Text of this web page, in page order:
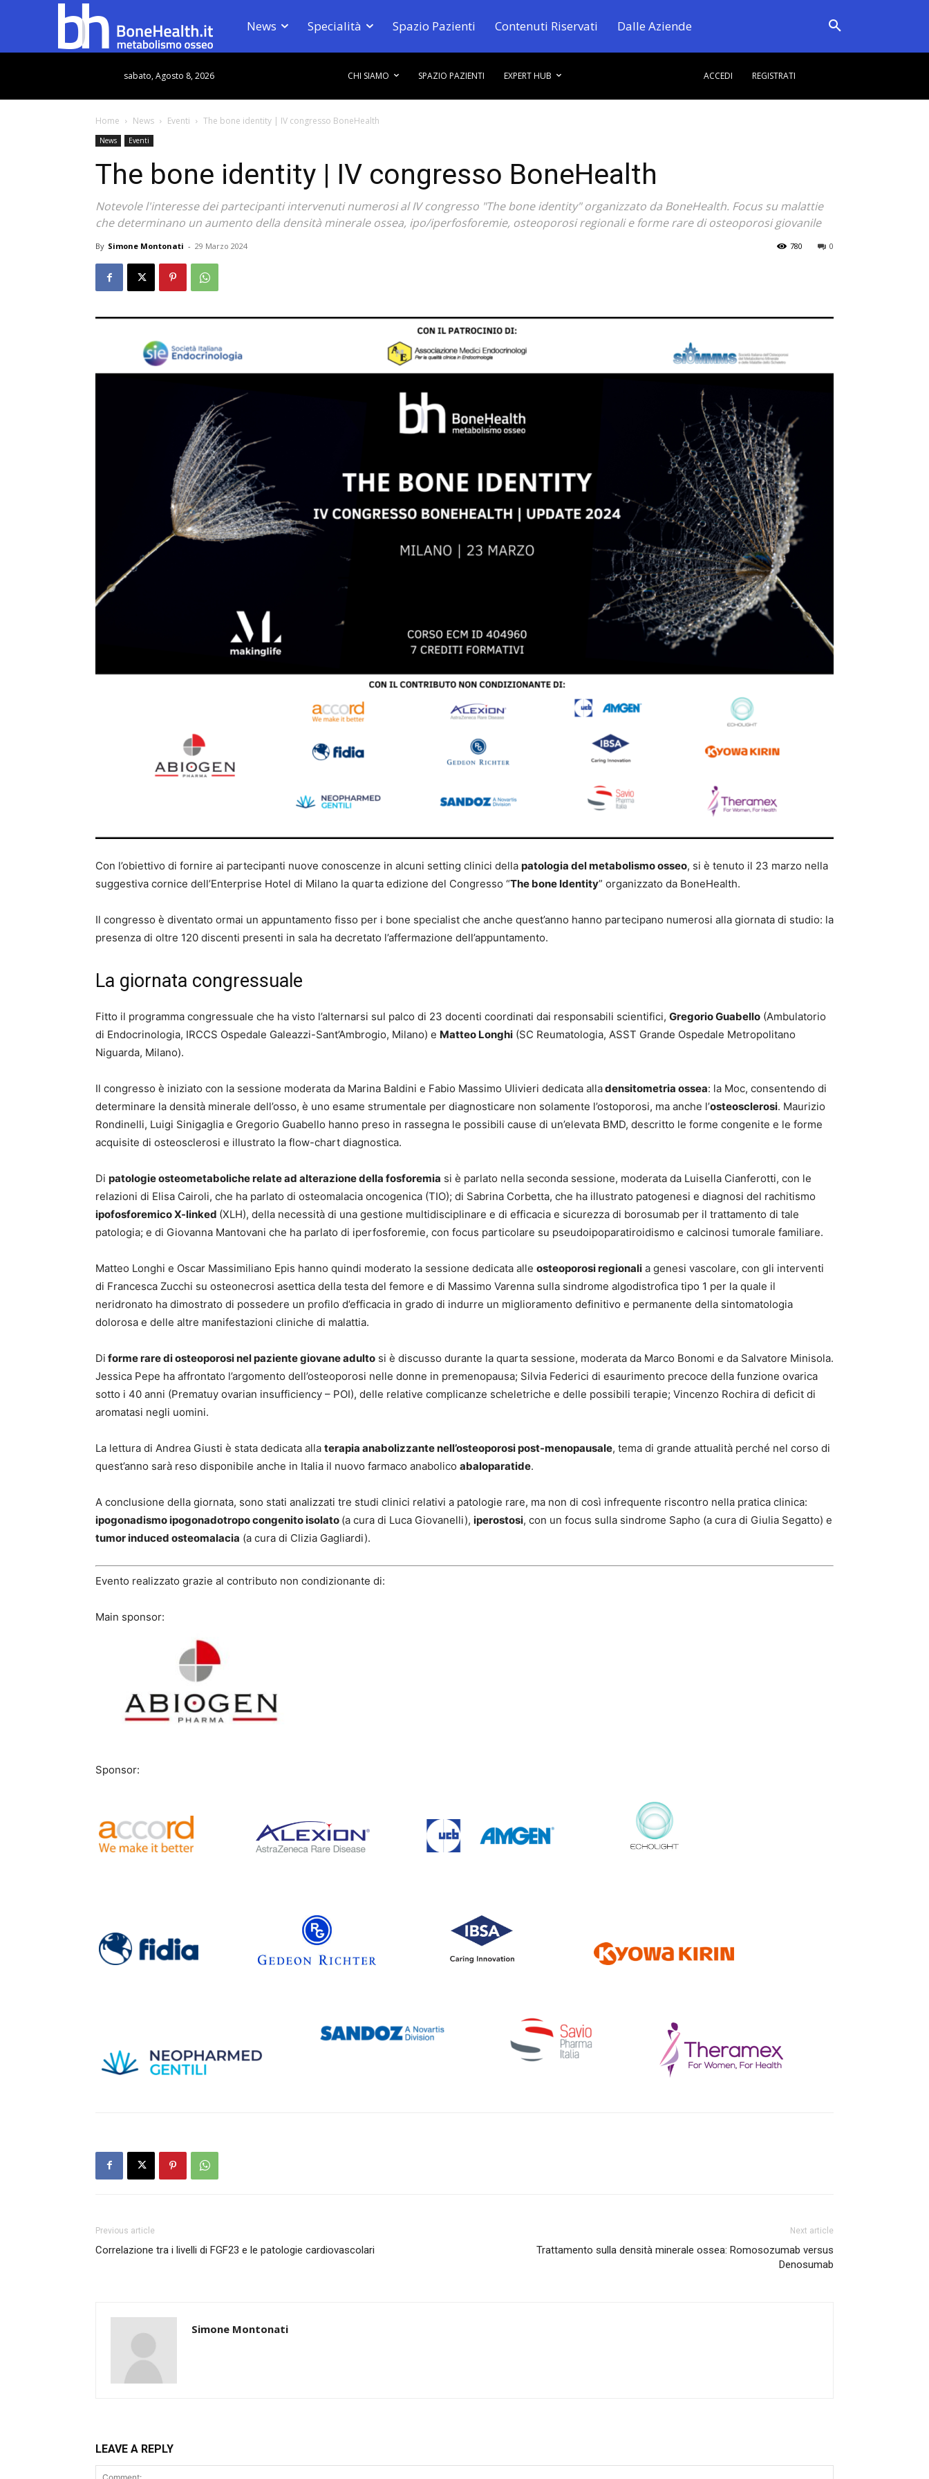
News Specialità Spazio Pazienti Contenuti Riservati Dalle Aziende
sabato, Agosto 8, 2026 CHI SIAMO SPAZIO PAZIENTI EXPERT HUB ACCEDI REGISTRATI
Home News Eventi The bone identity | IV congresso BoneHealth
News Eventi
The bone identity | IV congresso BoneHealth
Notevole l'interesse dei partecipanti intervenuti numerosi al IV congresso "The bone identity" organizzato da BoneHealth. Focus su malattie
che determinano un aumento della densità minerale ossea, ipo/iperfosforemie, osteoporosi regionali e forme rare di osteoporosi giovanile
By Simone Montonati - 29 Marzo 2024 0
780
Con l’obiettivo di fornire ai partecipanti nuove conoscenze in alcuni setting clinici della patologia del metabolismo osseo, si è tenuto il 23 marzo nella
suggestiva cornice dell’Enterprise Hotel di Milano la quarta edizione del Congresso “The bone Identity” organizzato da BoneHealth.
Il congresso è diventato ormai un appuntamento fisso per i bone specialist che anche quest’anno hanno partecipano numerosi alla giornata di studio: la
presenza di oltre 120 discenti presenti in sala ha decretato l’affermazione dell’appuntamento.
La giornata congressuale
Fitto il programma congressuale che ha visto l’alternarsi sul palco di 23 docenti coordinati dai responsabili scientifici, Gregorio Guabello (Ambulatorio
di Endocrinologia, IRCCS Ospedale Galeazzi-Sant’Ambrogio, Milano) e Matteo Longhi (SC Reumatologia, ASST Grande Ospedale Metropolitano
Niguarda, Milano).
Il congresso è iniziato con la sessione moderata da Marina Baldini e Fabio Massimo Ulivieri dedicata alladensitometria ossea: la Moc, consentendo di
determinare la densità minerale dell’osso, è uno esame strumentale per diagnosticare non solamente l’ostoporosi, ma anche l’osteosclerosi. Maurizio
Rondinelli, Luigi Sinigaglia e Gregorio Guabello hanno preso in rassegna le possibili cause di un’elevata BMD, descritto le forme congenite e le forme
acquisite di osteosclerosi e illustrato la flow-chart diagnostica.
Di patologie osteometaboliche relate ad alterazione della fosforemia si è parlato nella seconda sessione, moderata da Luisella Cianferotti, con le
relazioni di Elisa Cairoli, che ha parlato di osteomalacia oncogenica (TIO); di Sabrina Corbetta, che ha illustrato patogenesi e diagnosi del rachitismo
ipofosforemico X-linked (XLH), della necessità di una gestione multidisciplinare e di efficacia e sicurezza di borosumab per il trattamento di tale
patologia; e di Giovanna Mantovani che ha parlato di iperfosforemie, con focus particolare su pseudoipoparatiroidismo e calcinosi tumorale familiare.
Matteo Longhi e Oscar Massimiliano Epis hanno quindi moderato la sessione dedicata alle osteoporosi regionali a genesi vascolare, con gli interventi
di Francesca Zucchi su osteonecrosi asettica della testa del femore e di Massimo Varenna sulla sindrome algodistrofica tipo 1 per la quale il
neridronato ha dimostrato di possedere un profilo d’efficacia in grado di indurre un miglioramento definitivo e permanente della sintomatologia
dolorosa e delle altre manifestazioni cliniche di malattia.
Di forme rare di osteoporosi nel paziente giovane adulto si è discusso durante la quarta sessione, moderata da Marco Bonomi e da Salvatore Minisola.
Jessica Pepe ha affrontato l’argomento dell’osteoporosi nelle donne in premenopausa; Silvia Federici di esaurimento precoce della funzione ovarica
sotto i 40 anni (Prematuy ovarian insufficiency – POI), delle relative complicanze scheletriche e delle possibili terapie; Vincenzo Rochira di deficit di
aromatasi negli uomini.
La lettura di Andrea Giusti è stata dedicata alla terapia anabolizzante nell’osteoporosi post-menopausale, tema di grande attualità perché nel corso di
quest’anno sarà reso disponibile anche in Italia il nuovo farmaco anabolico abaloparatide.
A conclusione della giornata, sono stati analizzati tre studi clinici relativi a patologie rare, ma non di così infrequente riscontro nella pratica clinica:
ipogonadismo ipogonadotropo congenito isolato (a cura di Luca Giovanelli), iperostosi, con un focus sulla sindrome Sapho (a cura di Giulia Segatto) e
tumor induced osteomalacia (a cura di Clizia Gagliardi).
Evento realizzato grazie al contributo non condizionante di:
Main sponsor:
Sponsor:
Previous article
Correlazione tra i livelli di FGF23 e le patologie cardiovascolari
Next article
Trattamento sulla densità minerale ossea: Romosozumab versus
Denosumab
Simone Montonati
LEAVE A REPLY